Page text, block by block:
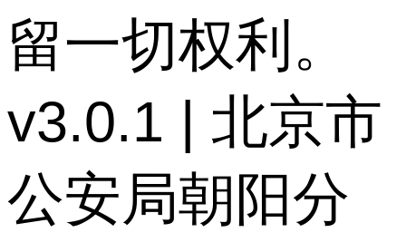
留一切权利。
v3.0.1 | 北京市
公安局朝阳分